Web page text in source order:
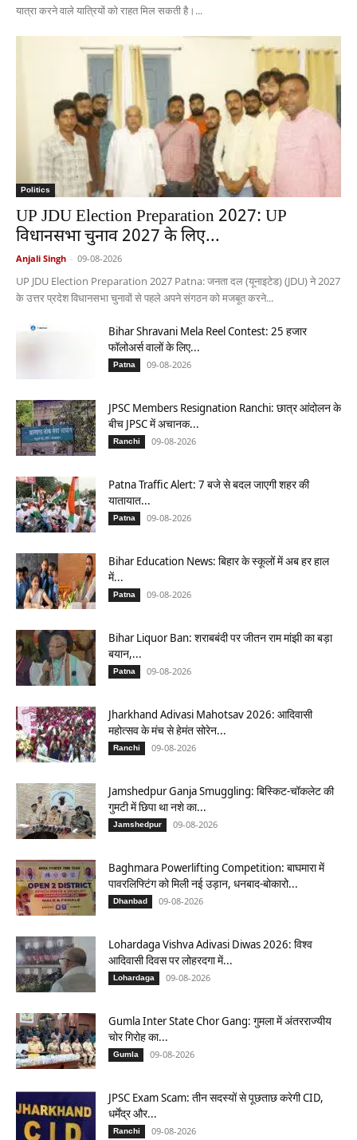
यात्रा करने वाले यात्रियों को राहत मिल सकती है।...
Politics
UP JDU Election Preparation 2027: UP
विधानसभा चुनाव 2027 के लिए...
Anjali Singh - 09-08-2026
UP JDU Election Preparation 2027 Patna: जनता दल (यूनाइटेड) (JDU) ने 2027
के उत्तर प्रदेश विधानसभा चुनावों से पहले अपने संगठन को मजबूत करने...
Bihar Shravani Mela Reel Contest: 25 हजार
फॉलोअर्स वालों के लिए...
Patna 09-08-2026
JPSC Members Resignation Ranchi: छात्र आंदोलन के
बीच JPSC में अचानक...
Ranchi 09-08-2026
Patna Traffic Alert: 7 बजे से बदल जाएगी शहर की
यातायात...
Patna 09-08-2026
Bihar Education News: बिहार के स्कूलों में अब हर हाल
में...
Patna 09-08-2026
Bihar Liquor Ban: शराबबंदी पर जीतन राम मांझी का बड़ा
बयान,...
Patna 09-08-2026
Jharkhand Adivasi Mahotsav 2026: आदिवासी
महोत्सव के मंच से हेमंत सोरेन...
Ranchi 09-08-2026
Jamshedpur Ganja Smuggling: बिस्किट-चॉकलेट की
गुमटी में छिपा था नशे का...
Jamshedpur 09-08-2026
Baghmara Powerlifting Competition: बाघमारा में
पावरलिफ्टिंग को मिली नई उड़ान, धनबाद-बोकारो...
Dhanbad 09-08-2026
Lohardaga Vishva Adivasi Diwas 2026: विश्व
आदिवासी दिवस पर लोहरदगा में...
Lohardaga 09-08-2026
Gumla Inter State Chor Gang: गुमला में अंतरराज्यीय
चोर गिरोह का...
Gumla 09-08-2026
JPSC Exam Scam: तीन सदस्यों से पूछताछ करेगी CID,
धर्मेंद्र और...
Ranchi 09-08-2026